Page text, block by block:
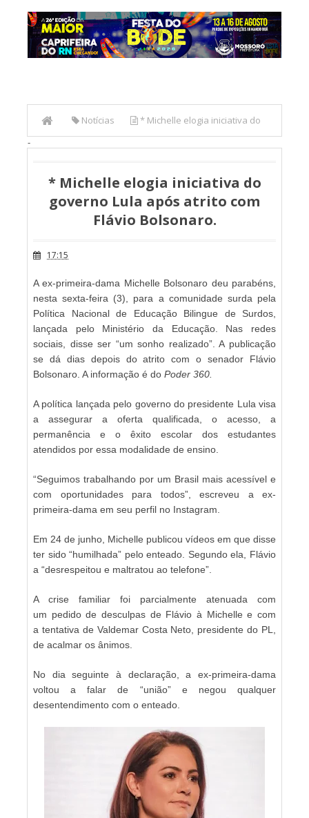
Notícias * Michelle elogia iniciativa do
governo Lula após atrito com Flávio Bolsonaro.
-
* Michelle elogia iniciativa do
governo Lula após atrito com
Flávio Bolsonaro.
17:15
A ex-primeira-dama Michelle Bolsonaro deu parabéns,
nesta sexta-feira (3), para a comunidade surda pela
Política Nacional de Educação Bilingue de Surdos,
lançada pelo Ministério da Educação. Nas redes
sociais, disse ser “um sonho realizado”. A publicação
se dá dias depois do atrito com o senador Flávio
Bolsonaro. A informação é do Poder 360.
A política lançada pelo governo do presidente Lula visa
a assegurar a oferta qualificada, o acesso, a
permanência e o êxito escolar dos estudantes
atendidos por essa modalidade de ensino.
“Seguimos trabalhando por um Brasil mais acessível e
com oportunidades para todos”, escreveu a ex-
primeira-dama em seu perfil no Instagram.
Em 24 de junho, Michelle publicou vídeos em que disse
ter sido “humilhada” pelo enteado. Segundo ela, Flávio
a “desrespeitou e maltratou ao telefone”.
A crise familiar foi parcialmente atenuada com
um pedido de desculpas de Flávio à Michelle e com
a tentativa de Valdemar Costa Neto, presidente do PL,
de acalmar os ânimos.
No dia seguinte à declaração, a ex-primeira-dama
voltou a falar de “união” e negou qualquer
desentendimento com o enteado.